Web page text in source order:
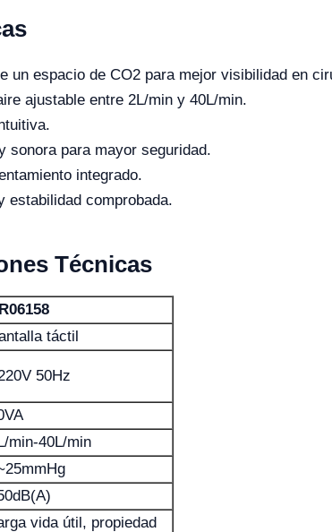
un espacio de CO2 para mejor visibilidad en
ajustable entre 2L/min y 40L/min.
sonora para mayor seguridad.
integrado.
estabilidad comprobada.
Técnicas
táctil
50Hz
min-40L/min
vida útil, propiedad